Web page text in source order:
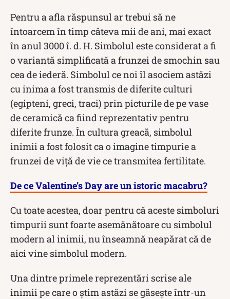
Pentru a afla răspunsul ar trebui să ne
întoarcem în timp câteva mii de ani, mai exact
în anul 3000 î. d. H. Simbolul este considerat a fi
o variantă simplificată a frunzei de smochin sau
cea de iederă. Simbolul ce noi îl asociem astăzi
cu inima a fost transmis de diferite culturi
(egipteni, greci, traci) prin picturile de pe vase
de ceramică ca fiind reprezentativ pentru
diferite frunze. În cultura greacă, simbolul
inimii a fost folosit ca o imagine timpurie a
frunzei de viță de vie ce transmitea fertilitate.
De ce Valentine’s Day are un istoric macabru?
Cu toate acestea, doar pentru că aceste simboluri
timpurii sunt foarte asemănătoare cu simbolul
modern al inimii, nu înseamnă neapărat că de
aici vine simbolul modern.
Una dintre primele reprezentări scrise ale
inimii pe care o știm astăzi se găsește într-un